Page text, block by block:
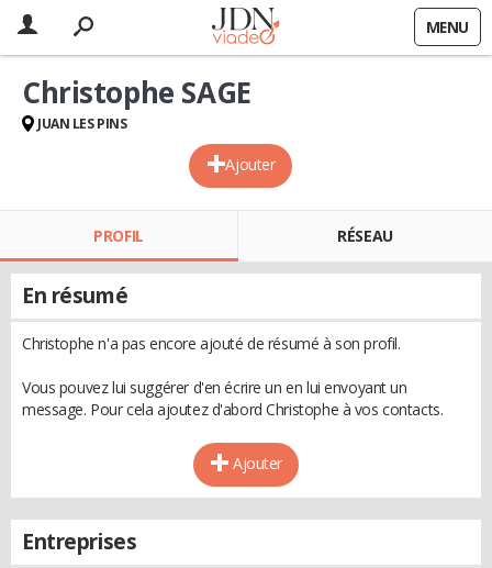
MENU
Ajouter
Christophe SAGE
JUAN LES PINS
PROFIL RÉSEAU
En résumé
Christophe n'a pas encore ajouté de résumé à son profil.
Vous pouvez lui suggérer d'en écrire un en lui envoyant un
message. Pour cela ajoutez d'abord Christophe à vos contacts.
Ajouter
Entreprises